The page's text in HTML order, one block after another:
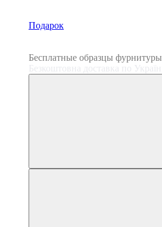
Подарок
Бесплатные образцы фурнитуры